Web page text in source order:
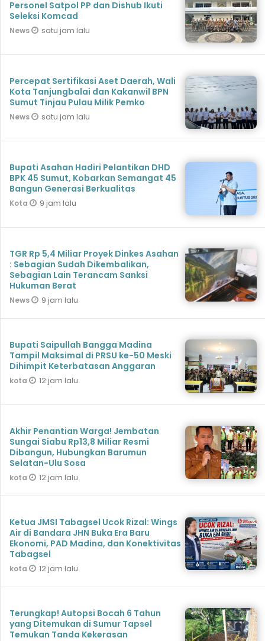
Personel Satpol PP dan Dishub Ikuti
Seleksi Komcad
News satu jam lalu
Percepat Sertifikasi Aset Daerah, Wali
Kota Tanjungbalai dan Kakanwil BPN
Sumut Tinjau Pulau Milik Pemko
News satu jam lalu
Bupati Asahan Hadiri Pelantikan DHD
BPK 45 Sumut, Kobarkan Semangat 45
Bangun Generasi Berkualitas
Kota 9 jam lalu
TGR Rp 5,4 Miliar Proyek Dinkes Asahan
: Sebagian Sudah Dikembalikan,
Sebagian Lain Terancam Sanksi
Hukuman Berat
News 9 jam lalu
Bupati Saipullah Bangga Madina
Tampil Maksimal di PRSU ke-50 Meski
Dihimpit Keterbatasan Anggaran
kota 12 jam lalu
Akhir Penantian Warga! Jembatan
Sungai Siabu Rp13,8 Miliar Resmi
Dibangun, Hubungkan Barumun
Selatan-Ulu Sosa
kota 12 jam lalu
Ketua JMSI Tabagsel Ucok Rizal: Wings
Air di Bandara JHN Buka Era Baru
Ekonomi, PAD Madina, dan Konektivitas
Tabagsel
kota 12 jam lalu
Terungkap! Autopsi Bocah 6 Tahun
yang Ditemukan di Sumur Tapsel
Temukan Tanda Kekerasan